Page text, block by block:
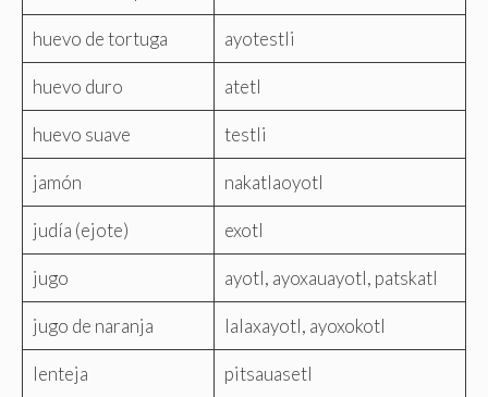
huevo de tortuga ayotestli
huevo duro atetl
huevo suave testli
jamón nakatlaoyotl
judía (ejote) exotl
jugo ayotl, ayoxauayotl, patskatl
jugo de naranja lalaxayotl, ayoxokotl
lenteja pitsauasetl